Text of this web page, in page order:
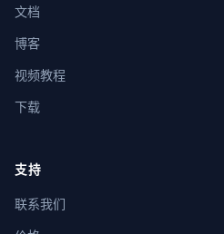
文档
博客
视频教程
下载
支持
联系我们